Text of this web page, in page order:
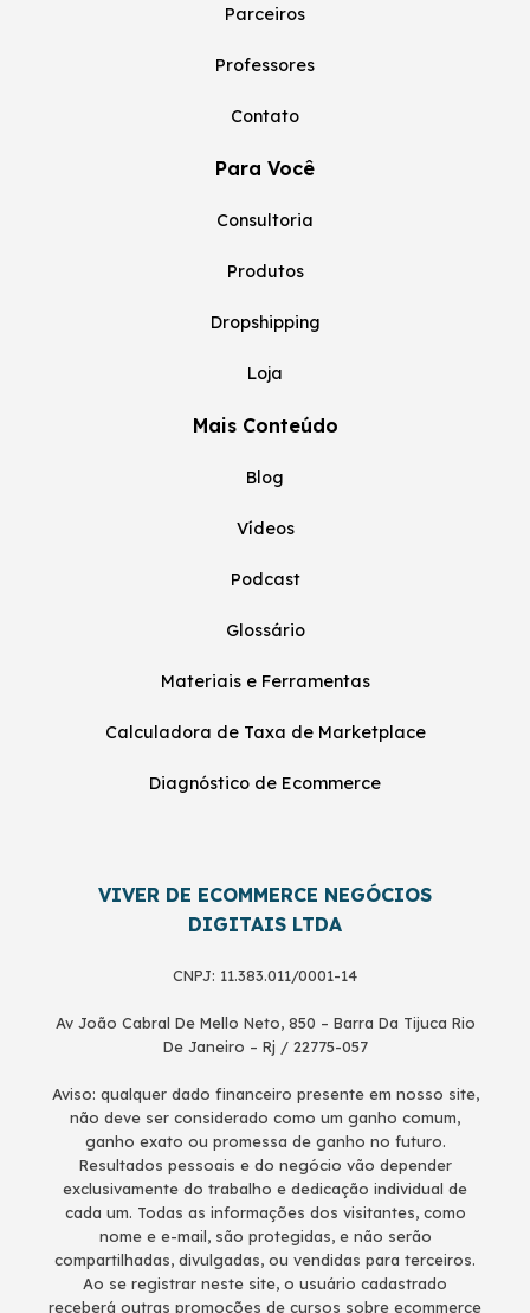
Parceiros
Professores
Contato
Para Você
Consultoria
Produtos
Dropshipping
Loja
Mais Conteúdo
Blog
Vídeos
Podcast
Glossário
Materiais e Ferramentas
Calculadora de Taxa de Marketplace
Diagnóstico de Ecommerce
VIVER DE ECOMMERCE NEGÓCIOS
DIGITAIS LTDA
CNPJ: 11.383.011/0001-14
Av João Cabral De Mello Neto, 850 – Barra Da Tijuca Rio
De Janeiro – Rj / 22775-057
Aviso: qualquer dado financeiro presente em nosso site,
não deve ser considerado como um ganho comum,
ganho exato ou promessa de ganho no futuro.
Resultados pessoais e do negócio vão depender
exclusivamente do trabalho e dedicação individual de
cada um. Todas as informações dos visitantes, como
nome e e-mail, são protegidas, e não serão
compartilhadas, divulgadas, ou vendidas para terceiros.
Ao se registrar neste site, o usuário cadastrado
receberá outras promoções de cursos sobre ecommerce